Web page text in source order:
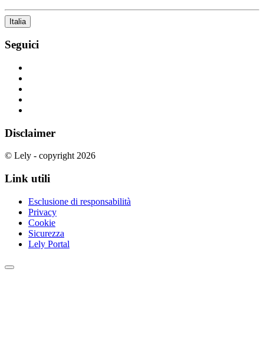
Italia
Seguici
Disclaimer
© Lely - copyright 2026
Link utili
Esclusione di responsabilità
Privacy
Cookie
Sicurezza
Lely Portal